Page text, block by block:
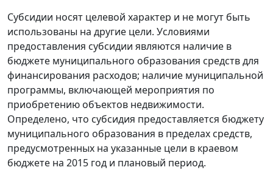
Субсидии носят целевой характер и не могут быть
использованы на другие цели. Условиями
предоставления субсидии являются наличие в
бюджете муниципального образования средств для
финансирования расходов; наличие муниципальной
программы, включающей мероприятия по
приобретению объектов недвижимости.
Определено, что субсидия предоставляется бюджету
муниципального образования в пределах средств,
предусмотренных на указанные цели в краевом
бюджете на 2015 год и плановый период.